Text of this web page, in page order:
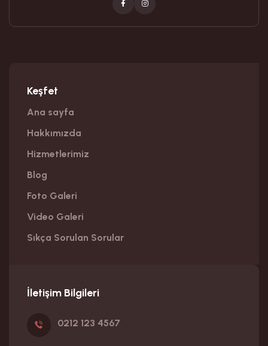
Keşfet
Ana sayfa
Hakkımızda
Hizmetlerimiz
Blog
Foto Galeri
Video Galeri
Sıkça Sorulan Sorular
İletişim Bilgileri
0212 123 4567